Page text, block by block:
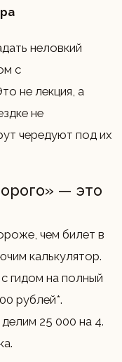
неловкий
с
не лекция, а
не
чередуют под их
— это
чем билет в
калькулятор.
гидом на полный
рублей*.
делим 25 000 на 4.